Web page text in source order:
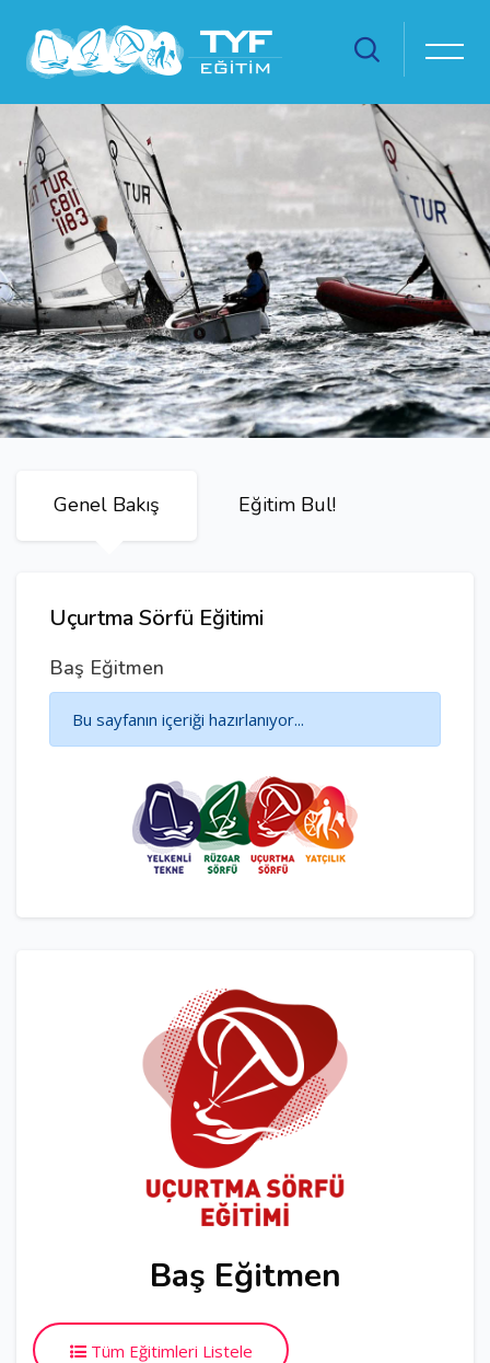
Genel Bakış Eğitim Bul!
Uçurtma Sörfü Eğitimi
Baş Eğitmen
Bu sayfanın içeriği hazırlanıyor...
Baş Eğitmen
Tüm Eğitimleri Listele